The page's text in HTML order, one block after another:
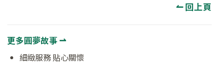
↼ 回上頁
更多圓夢故事 ⇀
細緻服務 貼心關懷